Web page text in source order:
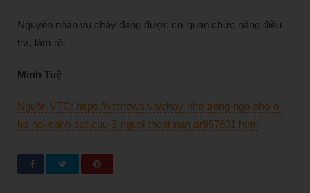
Nguyên nhân vụ cháy đang được cơ quan chức năng điều
tra, làm rõ.
Minh Tuệ
Nguồn VTC: https://vtcnews.vn/chay-nha-trong-ngo-nho-o-
ha-noi-canh-sat-cuu-3-nguoi-thoat-nan-ar957601.html